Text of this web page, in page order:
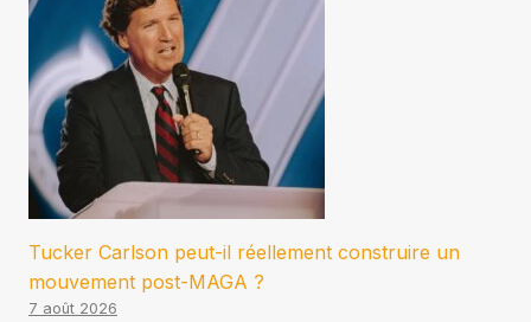
Tucker Carlson peut-il réellement construire un
mouvement post-MAGA ?
7 août 2026